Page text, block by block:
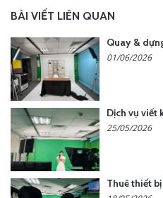
BÀI VIẾT LIÊN QUAN
01/06/2026
25/05/2026